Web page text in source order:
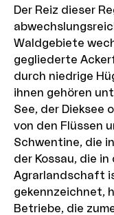
Der Reiz dieser
Waldgebiete
gegliederte
durch niedrige
ihnen gehören
See, der Dieksee
von den Flüssen
Schwentine, die
der Kossau, die
Agrarlandschaft
gekennzeichnet,
Betriebe, die